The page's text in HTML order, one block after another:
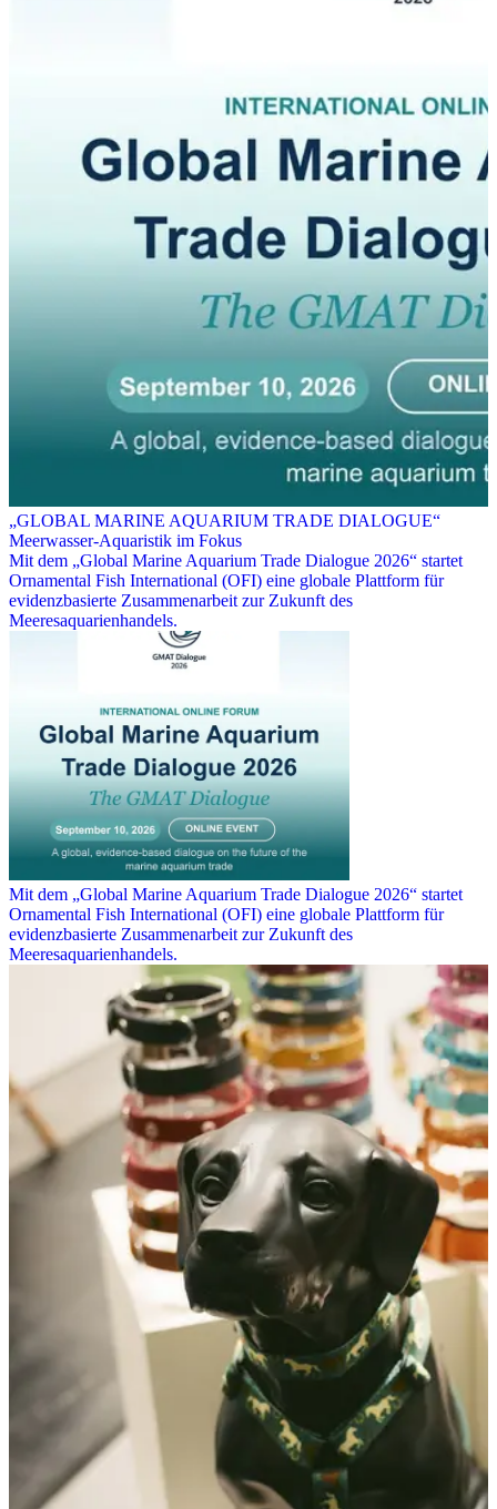
„GLOBAL MARINE AQUARIUM TRADE DIALOGUE“
Meerwasser-Aquaristik im Fokus
Mit dem „Global Marine Aquarium Trade Dialogue 2026“ startet
Ornamental Fish International (OFI) eine globale Plattform für
evidenzbasierte Zusammenarbeit zur Zukunft des
Meeresaquarienhandels.
Mit dem „Global Marine Aquarium Trade Dialogue 2026“ startet
Ornamental Fish International (OFI) eine globale Plattform für
evidenzbasierte Zusammenarbeit zur Zukunft des
Meeresaquarienhandels.